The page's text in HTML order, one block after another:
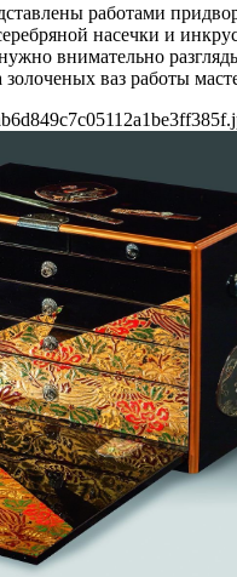
работами
насечки и
внимательно
золоченых ваз работы